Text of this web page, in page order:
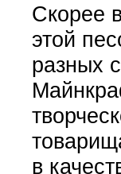
Скорее
этой
разных
в